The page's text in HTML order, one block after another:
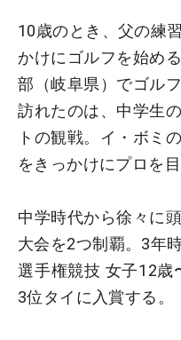
10歳のとき、父の練
かけにゴルフを始め
部（岐阜県）でゴル
訪れたのは、中学生
トの観戦。イ・ボミ
をきっかけにプロを
中学時代から徐々に
大会を2つ制覇。3年
選手権競技 女子12歳
3位タイに入賞する。